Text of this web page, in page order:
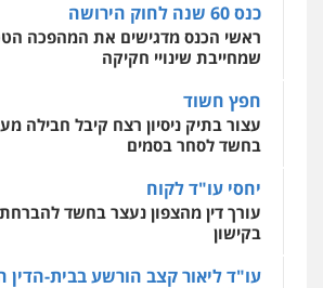
כנס 60 שנה לחוק הירושה
ראשי הכנס מדגישים את המהפכה
שמחייבת שינויי חקיקה
חפץ חשוד
עצור בתיק ניסיון רצח קיבל חבילה
בחשד לסחר בסמים
יחסי עו"ד לקוח
עורך דין מהצפון נעצר בחשד
בקישון
עו"ד ליאור קצב הורשע בבית-